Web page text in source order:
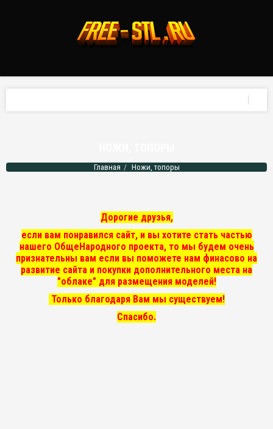
Главная Ножи, топоры
Дорогие друзья,
если вам понравился сайт, и вы хотите стать частью
нашего ОбщеНародного проекта, то мы будем очень
признательны вам если вы поможете нам финасово на
развитие сайта и покупки дополнительного места на
"облаке" для размещения моделей!
Только благодаря Вам мы существуем!
Спасибо.